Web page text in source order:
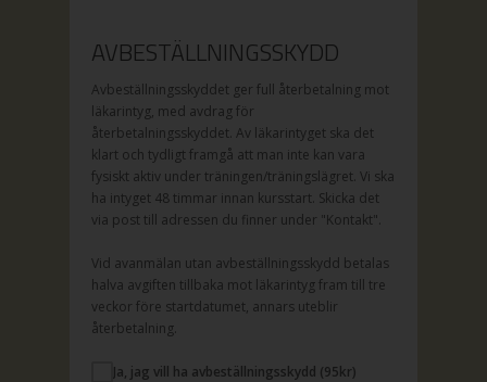
AVBESTÄLLNINGSSKYDD
Avbeställningsskyddet ger full återbetalning mot
läkarintyg, med avdrag för
återbetalningsskyddet. Av läkarintyget ska det
klart och tydligt framgå att man inte kan vara
fysiskt aktiv under träningen/träningslägret. Vi ska
ha intyget 48 timmar innan kursstart. Skicka det
via post till adressen du finner under "Kontakt".
Vid avanmälan utan avbeställningsskydd betalas
halva avgiften tillbaka mot läkarintyg fram till tre
veckor före startdatumet, annars uteblir
återbetalning.
Ja, jag vill ha avbeställningsskydd (95kr)